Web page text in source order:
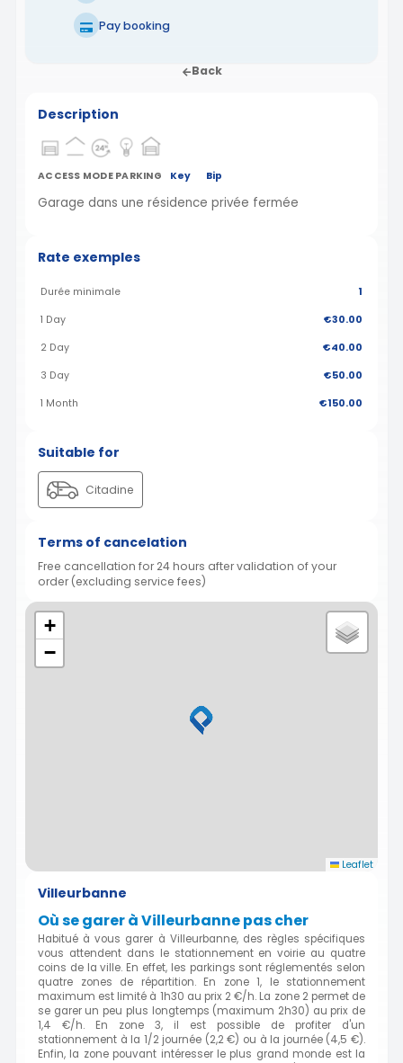
Pay booking
Back
Description
ACCESS MODE PARKING Key Bip
Garage dans une résidence privée fermée
Rate exemples
Durée minimale 1
1 Day €30.00
2 Day €40.00
3 Day €50.00
1 Month €150.00
Suitable for
Citadine
Terms of cancelation
Free cancellation for 24 hours after validation of your
order (excluding service fees)
+
−
Leaflet
Villeurbanne
Où se garer à Villeurbanne pas cher
Habitué à vous garer à Villeurbanne, des règles spécifiques
vous attendent dans le stationnement en voirie au quatre
coins de la ville. En effet, les parkings sont réglementés selon
quatre zones de répartition. En zone 1, le stationnement
maximum est limité à 1h30 au prix 2 €/h. La zone 2 permet de
se garer un peu plus longtemps (maximum 2h30) au prix de
1,4 €/h. En zone 3, il est possible de profiter d'un
stationnement à la 1/2 journée (2,2 €) ou à la journée (4,5 €).
Enfin, la zone pouvant intéresser le plus grand monde est la